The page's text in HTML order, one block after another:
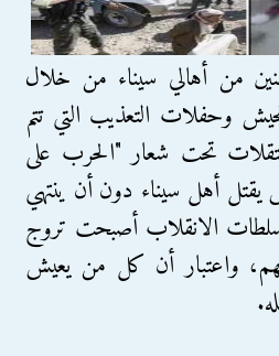
من أهالي سيناء من خلال
وحفلات التعذيب التي تتم
تحت شعار "الحرب على
أهل سيناء دون أن ينتهي
الانقلاب أصبحت تروج
واعتبار أن كل من يعيش